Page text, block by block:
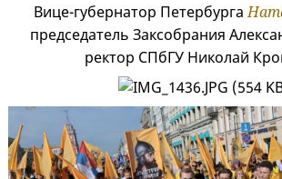
Вице-губернатор Петербурга
председатель Заксобрания
ректор СПбГУ Николай